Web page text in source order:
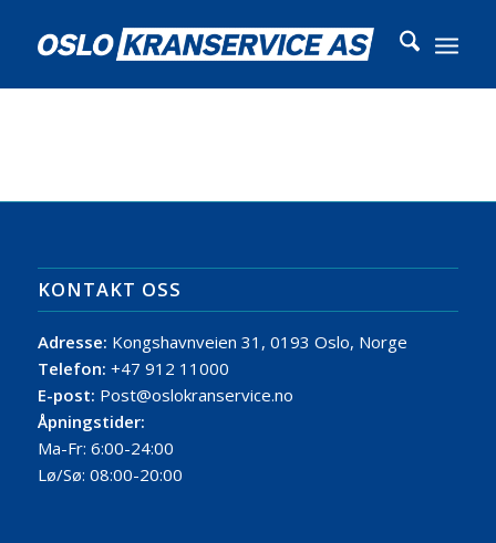
KONTAKT OSS
Adresse: Kongshavnveien 31, 0193 Oslo, Norge
Telefon: +47 912 11000
E-post: Post@oslokranservice.no
Åpningstider:
Ma-Fr: 6:00-24:00
Lø/Sø: 08:00-20:00